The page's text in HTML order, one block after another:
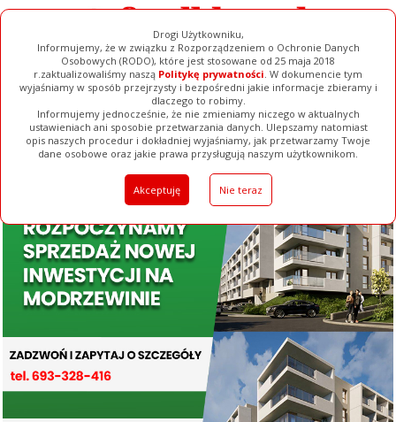
Drogi Użytkowniku,
Informujemy, że w związku z Rozporządzeniem o Ochronie Danych
Osobowych (RODO), które jest stosowane od 25 maja 2018
r.zaktualizowaliśmy naszą Politykę prywatności. W dokumencie tym
wyjaśniamy w sposób przejrzysty i bezpośredni jakie informacje zbieramy i
dlaczego to robimy.
Informujemy jednocześnie, że nie zmieniamy niczego w aktualnych
ustawieniach ani sposobie przetwarzania danych. Ulepszamy natomiast
opis naszych procedur i dokładniej wyjaśniamy, jak przetwarzamy Twoje
dane osobowe oraz jakie prawa przysługują naszym użytkownikom.
Akceptuję Nie teraz
Ogłoszenia Filmy Galerie Baza Firm Pełna Wersja